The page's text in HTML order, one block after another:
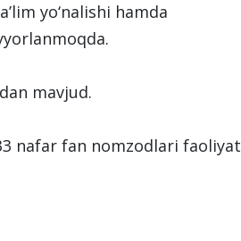
yo‘nalishi hamda
mavjud.
nafar fan nomzodlari faoliyat